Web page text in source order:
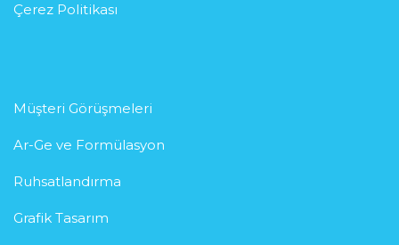
Çerez Politikası
Müşteri Görüşmeleri
Ar-Ge ve Formülasyon
Ruhsatlandırma
Grafik Tasarım